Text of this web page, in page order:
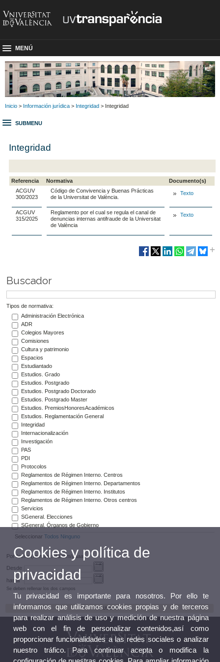
MENÚ
Inicio > Información jurídica > Integridad > Integridad
SUBMENU
Integridad
Referencia Normativa
Documento(s)
ACGUV
300/2023
Código de Convivencia y Buenas Prácticas
de la Universitat de València.
Texto
ACGUV
315/2025
Reglamento por el cual se regula el canal de
denuncias internas antifraude de la Universitat
de València
Texto
Buscador
Tipos de normativa:
Administración Electrónica
ADR
Colegios Mayores
Comisiones
Cultura y patrimonio
Espacios
Estudiantado
Estudios. Grado
Estudios. Postgrado
Estudios. Postgrado Doctorado
Estudios. Postgrado Master
Estudios. PremiosHonoresAcadémicos
Estudios. Reglamentación General
Integridad
Internacionalización
Investigación
PAS
PDI
Protocolos
Reglamentos de Régimen Interno. Centros
Reglamentos de Régimen Interno. Departamentos
Reglamentos de Régimen Interno. Institutos
Reglamentos de Régimen Interno. Otros centros
Servicios
SGeneral. Elecciones
SGeneral. Órganos de Gobierno
Seleccionar Todos Ninguno
Por fecha (formato: dd/mm/aaaa)
Desde
hasta
Se deben rellenar los dos campos
Cookies y política de
privacidad
Tu privacidad es importante para nosotros. Por ello te
informamos que utilizamos cookies propias y de terceros
para realizar análisis de uso y medición de nuestra página
web con el fin de personalizar contenidos,así como
proporcionar funcionalidades a las redes sociales o analizar
nuestro tráfico. Para continuar acepta o modifica la